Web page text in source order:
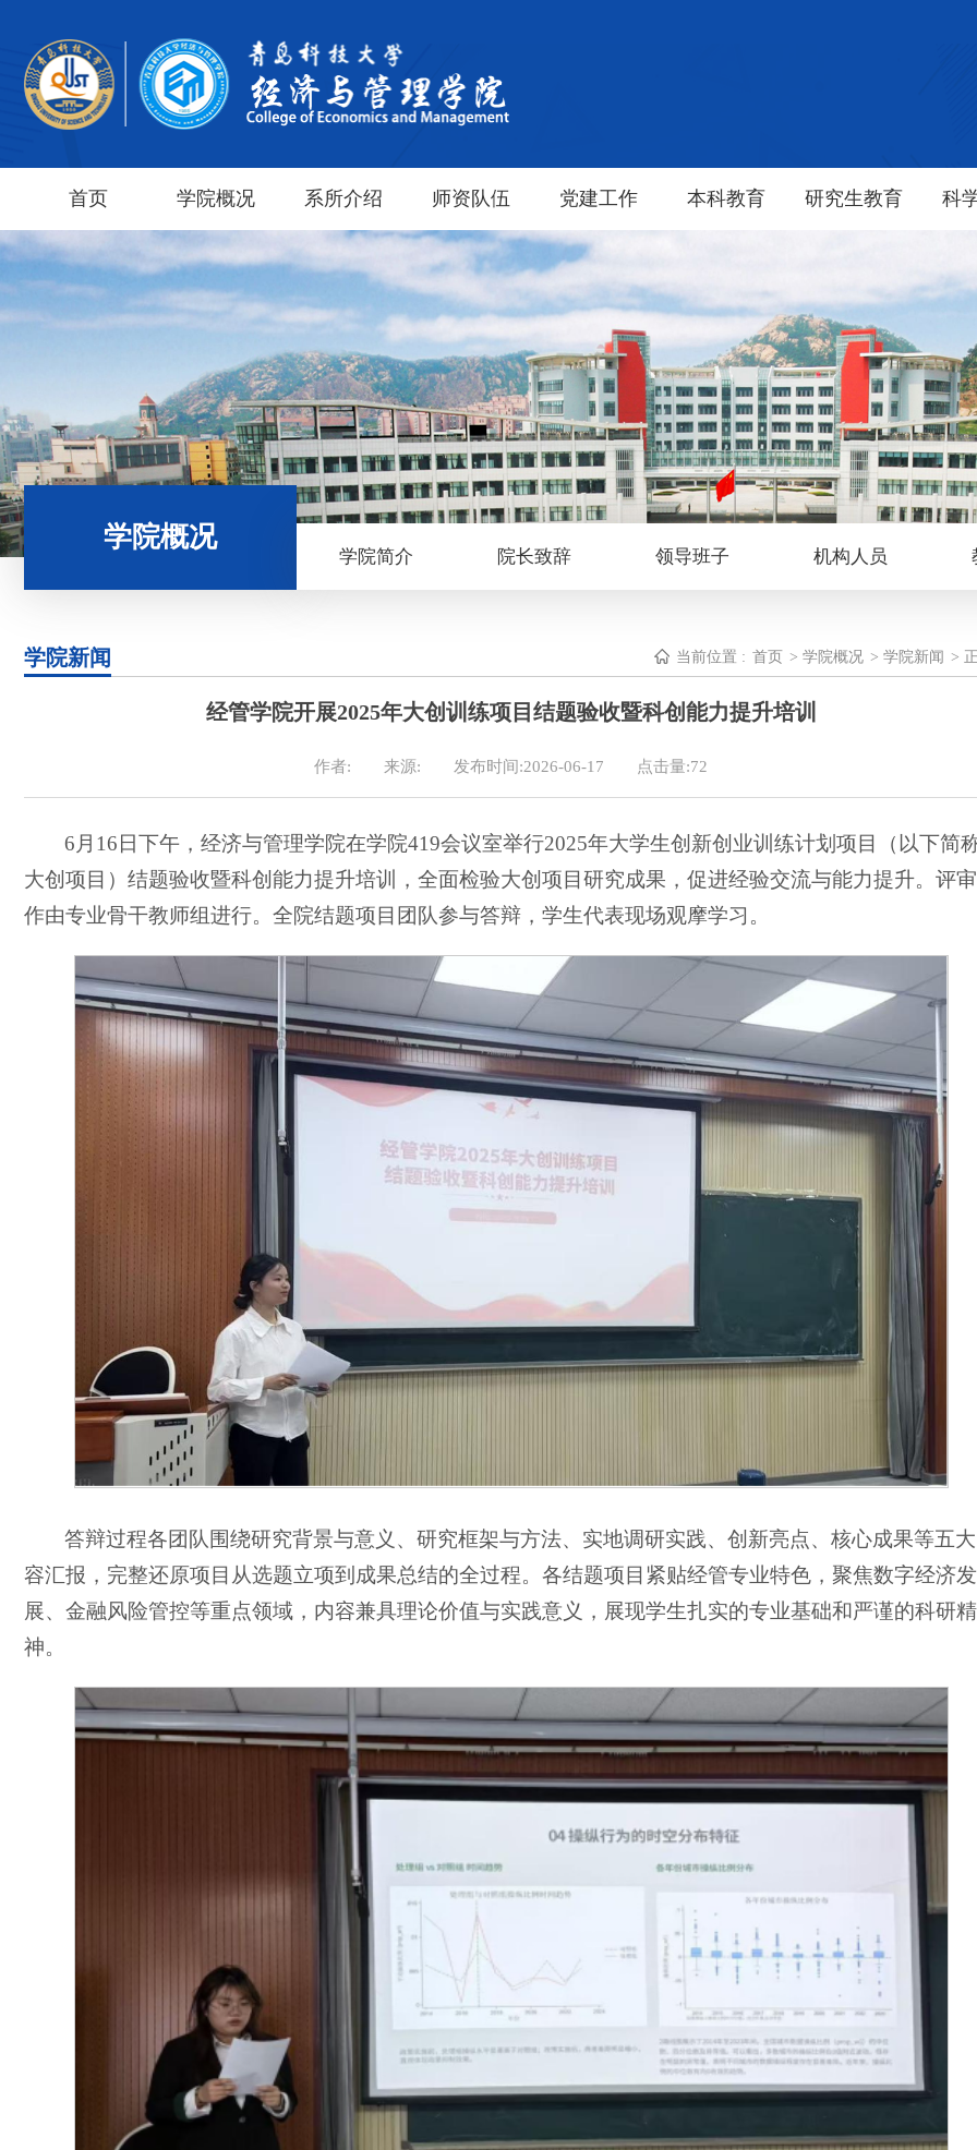
首页 学院概况 系所介绍 师资队伍 党建工作 本科教育 研究生教育 科
学院概况
学院简介 院长致辞 领导班子 机构人员
学院新闻 当前位置 : 首页 > 学院概况 > 学院新闻 >
经管学院开展2025年大创训练项目结题验收暨科创能力提升培训
作者: 来源: 发布时间:2026-06-17 点击量:72
6月16日下午，经济与管理学院在学院419会议室举行2025年大学生创新创业训练计划项目（以下简
大创项目）结题验收暨科创能力提升培训，全面检验大创项目研究成果，促进经验交流与能力提升。评
作由专业骨干教师组进行。全院结题项目团队参与答辩，学生代表现场观摩学习。
答辩过程各团队围绕研究背景与意义、研究框架与方法、实地调研实践、创新亮点、核心成果等五
容汇报，完整还原项目从选题立项到成果总结的全过程。各结题项目紧贴经管专业特色，聚焦数字经济发
展、金融风险管控等重点领域，内容兼具理论价值与实践意义，展现学生扎实的专业基础和严谨的科研精
神。